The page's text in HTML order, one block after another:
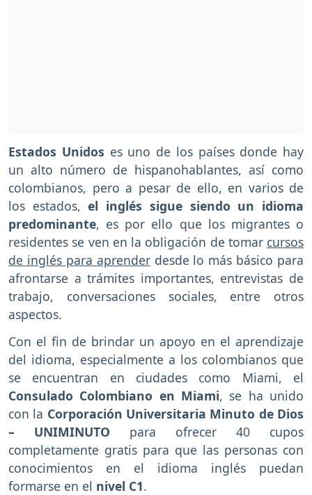
Estados Unidos es uno de los países donde hay
un alto número de hispanohablantes, así como
colombianos, pero a pesar de ello, en varios de
los estados,el inglés sigue siendo un idioma
predominante, es por ello que los migrantes o
residentes se ven en la obligación de tomar cursos
de inglés para aprenderdesde lo más básico para
afrontarse a trámites importantes, entrevistas de
trabajo, conversaciones sociales, entre otros
aspectos.
Con el fin de brindar un apoyo en el aprendizaje
del idioma, especialmente a los colombianos que
se encuentran en ciudades como Miami, el
Consulado Colombiano en Miami, se ha unido
con la Corporación Universitaria Minuto de Dios
– UNIMINUTO para ofrecer 40 cupos
completamente gratis para que las personas con
conocimientos en el idioma inglés puedan
formarse en el nivel C1.